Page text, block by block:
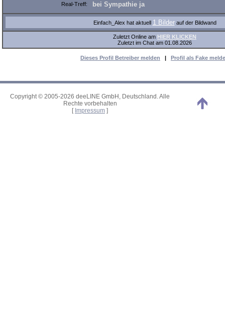
Real-Treff: bei Sympathie ja
Einfach_Alex hat aktuell 1 Bilderauf der Bildwand
Zuletzt Online am HIER KLICKEN
Zuletzt im Chat am 01.08.2026
Dieses Profil Betreiber melden | Profil als Fake
Copyright © 2005-2026 deeLINE GmbH, Deutschland. Alle
Rechte vorbehalten
[ Impressum ]